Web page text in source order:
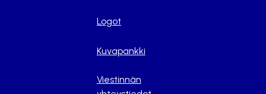
Logot
Kuvapankki
Viestinnän